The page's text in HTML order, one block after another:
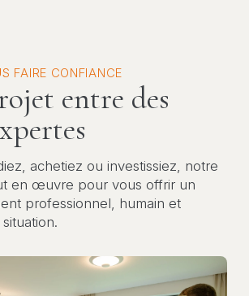
FAIRE CONFIANCE
entre des
achetiez ou investissiez, notre
en œuvre pour vous offrir un
professionnel, humain et